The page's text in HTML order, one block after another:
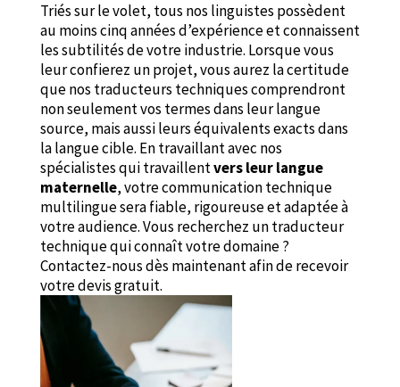
Triés sur le volet, tous nos linguistes possèdent
au moins cinq années d’expérience et connaissent
les subtilités de votre industrie. Lorsque vous
leur confierez un projet, vous aurez la certitude
que nos traducteurs techniques comprendront
non seulement vos termes dans leur langue
source, mais aussi leurs équivalents exacts dans
la langue cible. En travaillant avec nos
spécialistes qui travaillentvers leur langue
maternelle, votre communication technique
multilingue sera fiable, rigoureuse et adaptée à
votre audience. Vous recherchez un traducteur
technique qui connaît votre domaine ?
Contactez-nous dès maintenant afin de recevoir
votre devis gratuit.